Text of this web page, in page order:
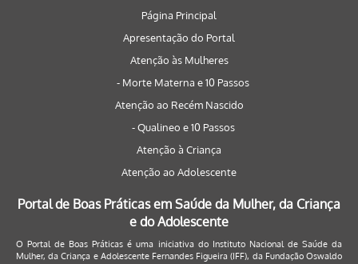
Página Principal
Apresentação do Portal
Atenção às Mulheres
- Morte Materna e 10 Passos
Atenção ao Recém Nascido
- Qualineo e 10 Passos
Atenção à Criança
Atenção ao Adolescente
Portal de Boas Práticas em Saúde da Mulher, da Criança
e do Adolescente
O Portal de Boas Práticas é uma iniciativa do Instituto Nacional de Saúde da
Mulher, da Criança e Adolescente Fernandes Figueira (IFF), da Fundação Oswaldo